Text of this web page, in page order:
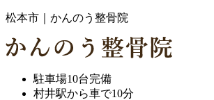
松本市｜かんのう整骨院
駐車場10台完備
村井駅から車で10分